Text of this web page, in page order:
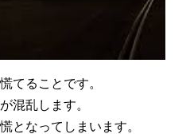
てることです。
混乱します。
となってしまいます。